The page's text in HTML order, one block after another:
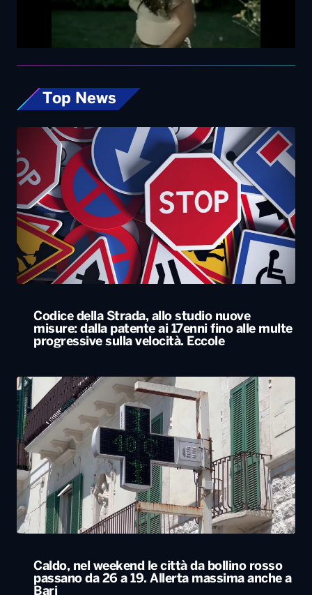
Top News
Codice della Strada, allo studio nuove
misure: dalla patente ai 17enni fino alle multe
progressive sulla velocità. Eccole
Caldo, nel weekend le città da bollino rosso
passano da 26 a 19. Allerta massima anche a
Bari